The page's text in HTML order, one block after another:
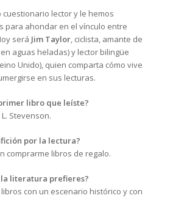
cuestionario lector y le hemos
para ahondar en el vínculo entre
será Jim Taylor, ciclista, amante de
aguas heladas) y lector bilingüe
Unido), quien comparta cómo vive
en sus lecturas.
libro que leíste?
Stevenson.
por la lectura?
comprarme libros de regalo.
la literatura prefieres?
con un escenario histórico y con